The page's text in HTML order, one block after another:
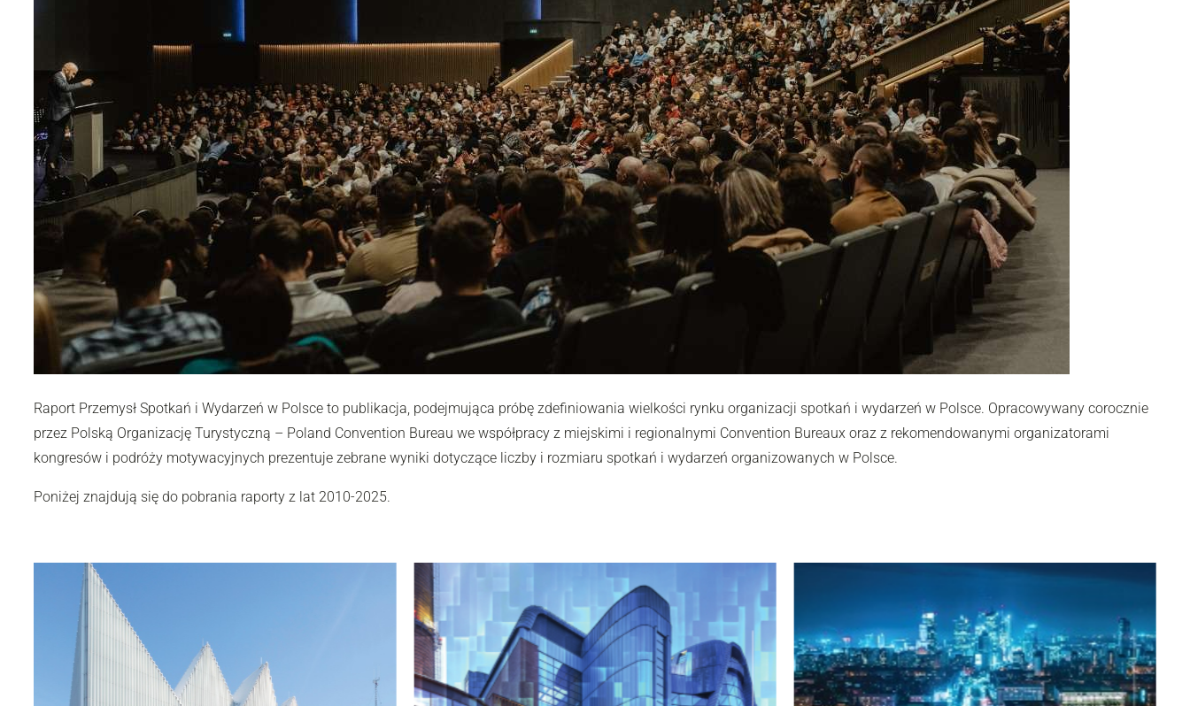
Raport Przemysł Spotkań i Wydarzeń w Polsce to publikacja, podejmująca próbę zdefiniowania wielkości rynku organizacji spotkań i wydarzeń w Polsce. Opracowywany corocznie
przez Polską Organizację Turystyczną – Poland Convention Bureau we współpracy z miejskimi i regionalnymi Convention Bureaux oraz z rekomendowanymi organizatorami
kongresów i podróży motywacyjnych prezentuje zebrane wyniki dotyczące liczby i rozmiaru spotkań i wydarzeń organizowanych w Polsce.
Poniżej znajdują się do pobrania raporty z lat 2010-2025.